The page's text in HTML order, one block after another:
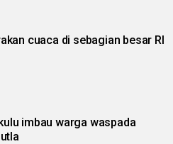
cuaca di sebagian besar RI
imbau warga waspada